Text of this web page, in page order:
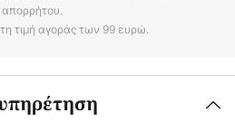
απορρήτου.
τιμή αγοράς των 99 ευρώ.